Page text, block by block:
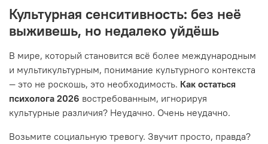
Культурная сенситивность: без неё
выживешь, но недалеко уйдёшь
В мире, который становится всё более международным
и мультикультурным, понимание культурного контекста
— это не роскошь, это необходимость. Как остаться
психолога 2026 востребованным, игнорируя
культурные различия? Неудачно. Очень неудачно.
Возьмите социальную тревогу. Звучит просто, правда?